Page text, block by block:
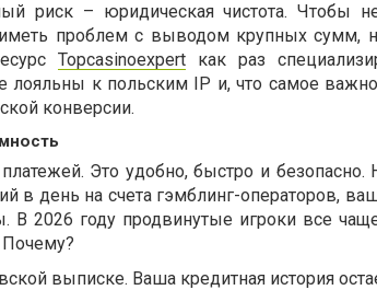
риск – юридическая чистота. Чтобы
проблем с выводом крупных сумм,
Topcasinoexpert как раз
лояльны к польским IP и, что самое
конверсии.
Это удобно, быстро и безопасно.
в день на счета гэмблинг-операторов,
В 2026 году продвинутые игроки все
Почему?
выписке. Ваша кредитная история